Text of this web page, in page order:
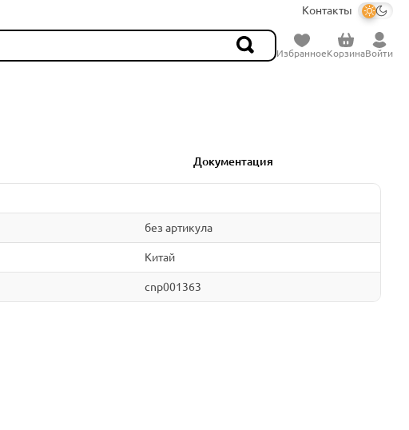
Контакты
ИзбранноеКорзинаВойти
Документация
без артикула
Китай
cnp001363